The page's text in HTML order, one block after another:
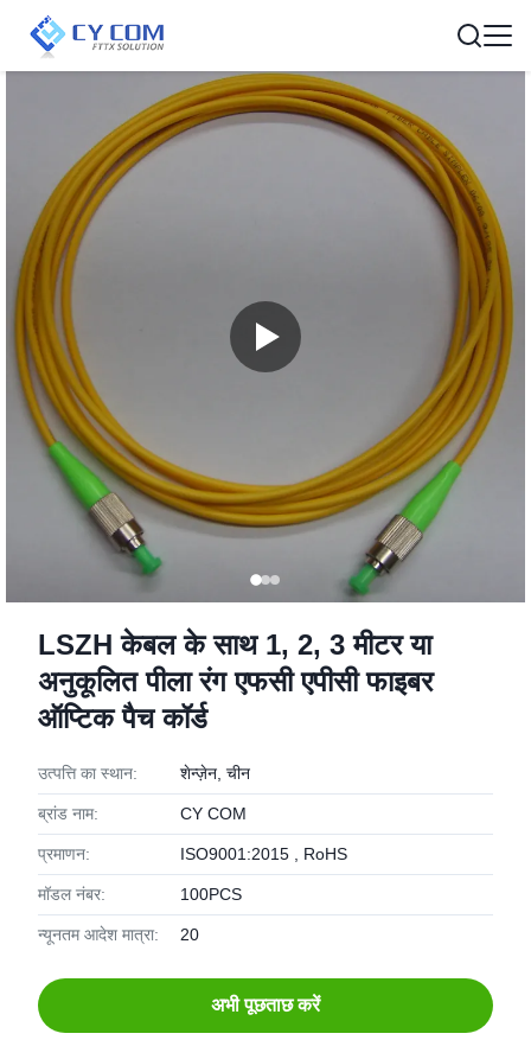
LSZH केबल के साथ 1, 2, 3 मीटर या
अनुकूलित पीला रंग एफसी एपीसी फाइबर
ऑप्टिक पैच कॉर्ड
उत्पत्ति का स्थान: शेन्ज़ेन, चीन
ब्रांड नाम: CY COM
प्रमाणन: ISO9001:2015 , RoHS
मॉडल नंबर: 100PCS
न्यूनतम आदेश मात्रा: 20
अभी पूछताछ करें